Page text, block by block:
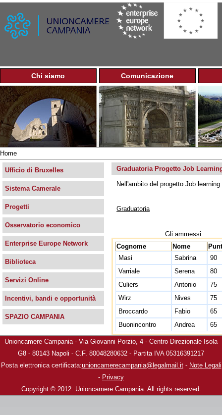
Jump to navigation
M
e
n
u
p
r
n
c
p
a
e
Chi siamo Comunicazione
Tu
sei
qui
Home
Graduatoria Progetto Job
Nell'ambito del progetto Job
Graduatoria
Gli ammessi
Cognome
Nome
Masi
Sabrina
90
Varriale
Serena
80
Culiers
Antonio
75
Wirz
Nives
75
Broccardo
Fabio
65
Buonincontro
Andrea 65
Ufficio di Bruxelles
Sistema Camerale
Progetti
Osservatorio economico
Enterprise Europe Network
Biblioteca
Servizi Online
Incentivi, bandi e opportunità
SPAZIO CAMPANIA
Unioncamere Campania - Via Giovanni Porzio, 4 - Centro Direzionale Isola
G8 - 80143 Napoli - C.F. 80048280632 - Partita IVA 05316391217
Posta elettronica certificata:unioncamerecampania@legalmail.it- Note Legali
- Privacy
Copyright © 2012. Unioncamere Campania. All rights reserved.